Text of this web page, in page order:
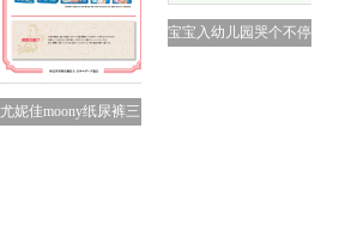
尤妮佳moony纸尿裤三
宝宝入幼儿园哭个不停